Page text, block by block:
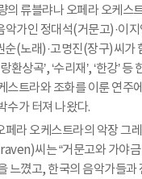
의 류블랴나 오페라 오케스
악가인 정대석(거문고)·이
순(노래)·고명진(장구)씨가
환상곡’, ‘수리재’, ‘한강’
스트라와 조화를 이룬 연주
수가 터져 나왔다.
페라 오케스트라의 악장 그
씨는 “거문고와 가야금
느꼈고, 한국의 음악가들과